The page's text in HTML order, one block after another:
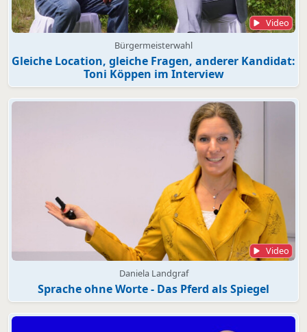
Video
Bürgermeisterwahl
Gleiche Location, gleiche Fragen, anderer Kandidat:
Toni Köppen im Interview
Video
Daniela Landgraf
Sprache ohne Worte - Das Pferd als Spiegel